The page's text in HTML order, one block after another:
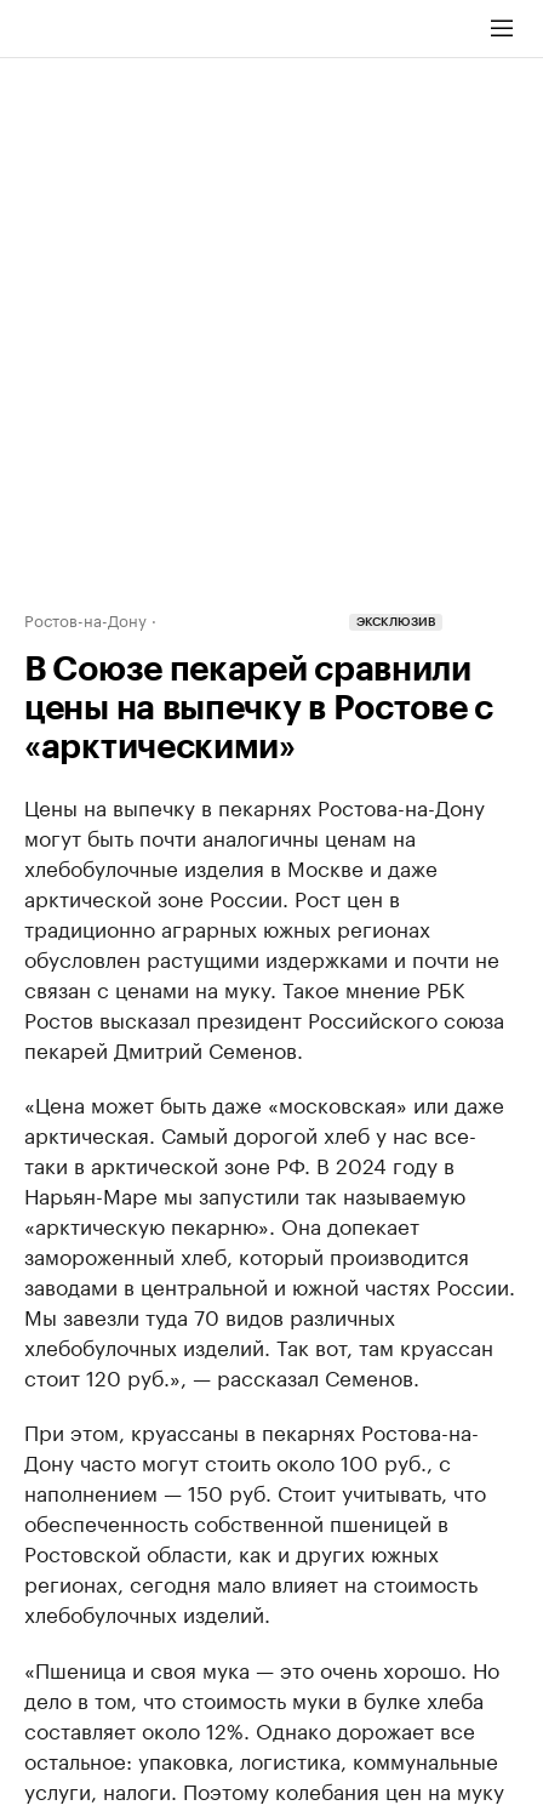
Ростов-на-Дону ЭКСКЛЮЗИВ
В Союзе пекарей сравнили
цены на выпечку в Ростове с
«арктическими»
Цены на выпечку в пекарнях Ростова-на-Дону
могут быть почти аналогичны ценам на
хлебобулочные изделия в Москве и даже
арктической зоне России. Рост цен в
традиционно аграрных южных регионах
обусловлен растущими издержками и почти не
связан с ценами на муку. Такое мнение РБК
Ростов высказал президент Российского союза
пекарей Дмитрий Семенов.
«Цена может быть даже «московская» или даже
арктическая. Самый дорогой хлеб у нас все-
таки в арктической зоне РФ. В 2024 году в
Нарьян-Маре мы запустили так называемую
«арктическую пекарню». Она допекает
замороженный хлеб, который производится
заводами в центральной и южной частях России.
Мы завезли туда 70 видов различных
хлебобулочных изделий. Так вот, там круассан
стоит 120 руб.», — рассказал Семенов.
При этом, круассаны в пекарнях Ростова-на-
Дону часто могут стоить около 100 руб., с
наполнением — 150 руб. Стоит учитывать, что
обеспеченность собственной пшеницей в
Ростовской области, как и других южных
регионах, сегодня мало влияет на стоимость
хлебобулочных изделий.
«Пшеница и своя мука — это очень хорошо. Но
дело в том, что стоимость муки в булке хлеба
составляет около 12%. Однако дорожает все
остальное: упаковка, логистика, коммунальные
услуги, налоги. Поэтому колебания цен на муку